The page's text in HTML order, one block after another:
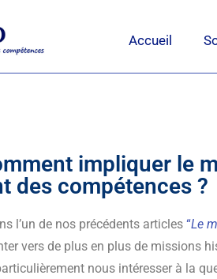
Accueil
impliquer le
des compétences ?
l’un de nos précédents articles “Le
vers de plus en plus de missions
nous intéresser à la